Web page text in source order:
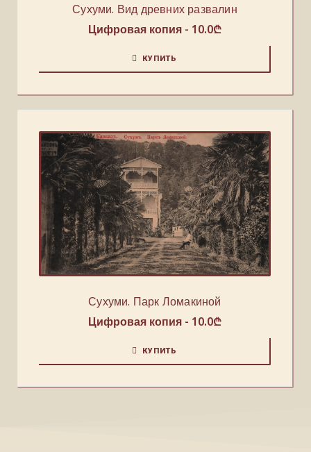
Сухуми. Вид древних развалин
Цифровая копия - 10.0₾
КУПИТЬ
Сухуми. Парк Ломакиной
Цифровая копия - 10.0₾
КУПИТЬ